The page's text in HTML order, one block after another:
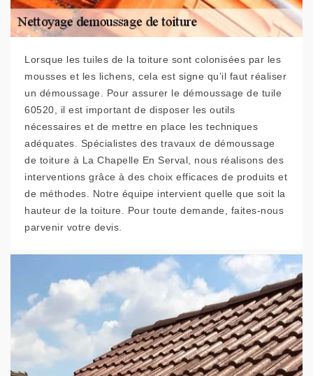
Lorsque les tuiles de la toiture sont colonisées par les
mousses et les lichens, cela est signe qu’il faut réaliser
un démoussage. Pour assurer le démoussage de tuile
60520, il est important de disposer les outils
nécessaires et de mettre en place les techniques
adéquates. Spécialistes des travaux de démoussage
de toiture à La Chapelle En Serval, nous réalisons des
interventions grâce à des choix efficaces de produits et
de méthodes. Notre équipe intervient quelle que soit la
hauteur de la toiture. Pour toute demande, faites-nous
parvenir votre devis.